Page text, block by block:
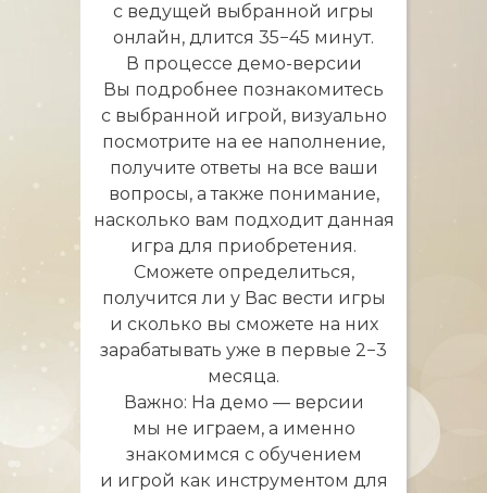
с ведущей выбранной игры
онлайн, длится 35−45 минут.
В процессе демо-версии
Вы подробнее познакомитесь
с выбранной игрой, визуально
посмотрите на ее наполнение,
получите ответы на все ваши
вопросы, а также понимание,
насколько вам подходит данная
игра для приобретения.
Сможете определиться,
получится ли у Вас вести игры
и сколько вы сможете на них
зарабатывать уже в первые 2−3
месяца.
Важно: На демо — версии
мы не играем, а именно
знакомимся с обучением
и игрой как инструментом для